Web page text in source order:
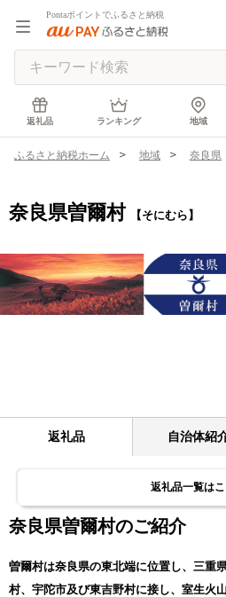
Pontaポイントでふるさと納税
返礼品 ランキング 地域
ふるさと納税ホーム 地域 奈良県
奈良県曽爾村 【そにむら】
返礼品 自治体紹
返礼品一覧は
奈良県曽爾村のご紹介
曽爾村は奈良県の東北端に位置し、三重
村、宇陀市及び東吉野村に接し、室生火